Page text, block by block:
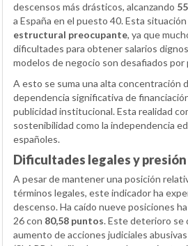
descensos más drásticos, alcanzando
a España en el puesto 40. Esta
estructural preocupante, ya que
dificultades para obtener salarios
modelos de negocio son desafiados
A esto se suma una alta concentración
dependencia significativa de
publicidad institucional. Esta realidad
sostenibilidad como la independencia
españoles.
Dificultades legales y
A pesar de mantener una posición
términos legales, este indicador ha
descenso. Ha caído nueve posiciones
26 con 80,58 puntos. Este deterioro se
aumento de acciones judiciales